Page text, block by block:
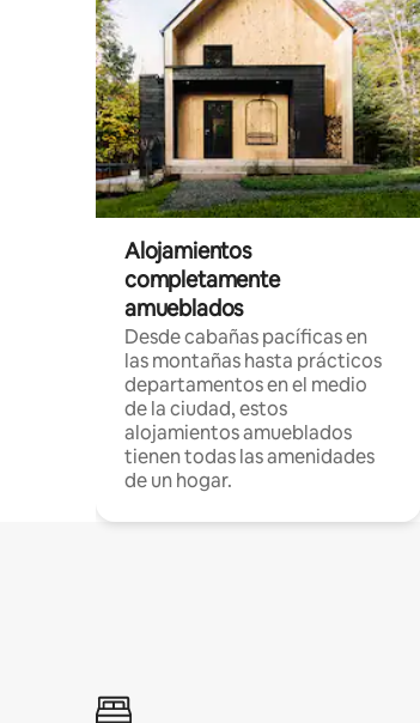
Alojamientos
completamente
amueblados
Desde cabañas pacíficas en
las montañas hasta prácticos
departamentos en el medio
de la ciudad, estos
alojamientos amueblados
tienen todas las amenidades
de un hogar.